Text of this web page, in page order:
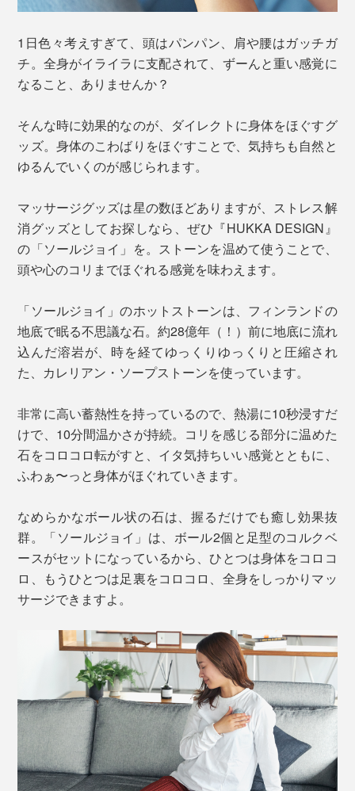
1日色々考えすぎて、頭はパンパン、肩や腰はガッチガ
チ。全身がイライラに支配されて、ずーんと重い感覚に
なること、ありませんか？
そんな時に効果的なのが、ダイレクトに身体をほぐすグ
ッズ。身体のこわばりをほぐすことで、気持ちも自然と
ゆるんでいくのが感じられます。
マッサージグッズは星の数ほどありますが、ストレス解
消グッズとしてお探しなら、ぜひ『HUKKA DESIGN』
の「ソールジョイ」を。ストーンを温めて使うことで、
頭や心のコリまでほぐれる感覚を味わえます。
「ソールジョイ」のホットストーンは、フィンランドの
地底で眠る不思議な石。約28億年（！）前に地底に流れ
込んだ溶岩が、時を経てゆっくりゆっくりと圧縮され
た、カレリアン・ソープストーンを使っています。
非常に高い蓄熱性を持っているので、熱湯に10秒浸すだ
けで、10分間温かさが持続。コリを感じる部分に温めた
石をコロコロ転がすと、イタ気持ちいい感覚とともに、
ふわぁ〜っと身体がほぐれていきます。
なめらかなボール状の石は、握るだけでも癒し効果抜
群。「ソールジョイ」は、ボール2個と足型のコルクベ
ースがセットになっているから、ひとつは身体をコロコ
ロ、もうひとつは足裏をコロコロ、全身をしっかりマッ
サージできますよ。